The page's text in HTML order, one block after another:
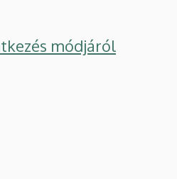
módjáról